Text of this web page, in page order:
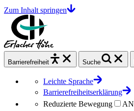
Zum Inhalt springen
Barrierefrei heit Suche
Leichte Sprache
Barrierefreiheitserklärung
Reduzierte Bewegung
AN